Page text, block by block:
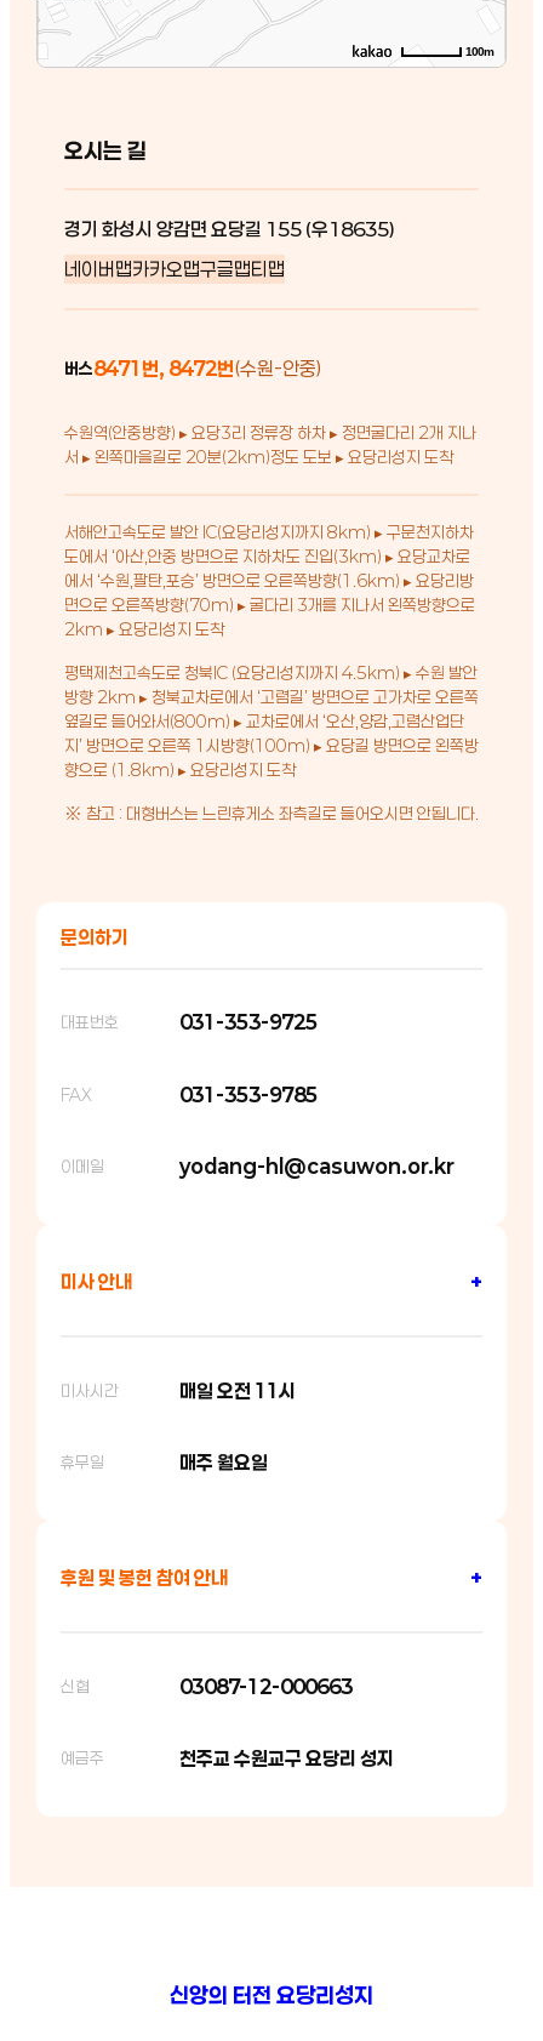
100m
오시는 길
경기 화성시 양감면 요당길 155 (우18635)
네이버맵카카오맵구글맵티맵
버스8471번, 8472번(수원-안중)
수원역(안중방향) ▸ 요당3리 정류장 하차 ▸ 정면굴다리 2개 지나
서 ▸ 왼쪽마을길로 20분(2km)정도 도보 ▸ 요당리성지 도착
서해안고속도로 발안 IC(요당리성지까지 8km) ▸ 구문천지하차
도에서 ‘아산,안중 방면으로 지하차도 진입(3km) ▸ 요당교차로
에서 ‘수원,팔탄,포승’ 방면으로 오른쪽방향(1.6km) ▸ 요당리방
면으로 오른쪽방향(70m) ▸ 굴다리 3개를 지나서 왼쪽방향으로
2km ▸ 요당리성지 도착
평택제천고속도로 청북IC (요당리성지까지 4.5km) ▸ 수원 발안
방향 2km ▸ 청북교차로에서 ‘고렴길’ 방면으로 고가차로 오른쪽
옆길로 들어와서(800m) ▸ 교차로에서 ‘오산,양감,고렴산업단
지’ 방면으로 오른쪽 1시방향(100m) ▸ 요당길 방면으로 왼쪽방
향으로 (1.8km) ▸ 요당리성지 도착
※ 참고 : 대형버스는 느린휴게소 좌측길로 들어오시면 안됩니다.
문의하기
대표번호 031-353-9725
FAX 031-353-9785
이메일 yodang-hl@casuwon.or.kr
미사 안내 +
미사시간 매일 오전 11시
휴무일 매주 월요일
후원 및 봉헌 참여 안내 +
신협 03087-12-000663
예금주 천주교 수원교구 요당리 성지
신앙의 터전 요당리성지